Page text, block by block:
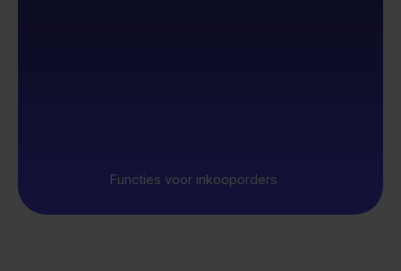
Functies voor inkooporders